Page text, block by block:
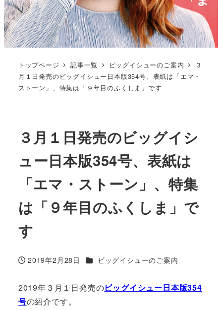
トップページ 記事一覧 ビッグイシューのご案内
３
月１日発売のビッグイシュー日本版354号、表紙は「エマ・
ストーン」、特集は「９年目のふくしま」です
３月１日発売のビッグイシ
ュー日本版354号、表紙は
「エマ・ストーン」、特集
は「９年目のふくしま」で
す
投稿日
2019年2月28日 カテゴリー
ビッグイシューのご案内
2019年３月１日発売のビッグイシュー日本版354
号の紹介です。